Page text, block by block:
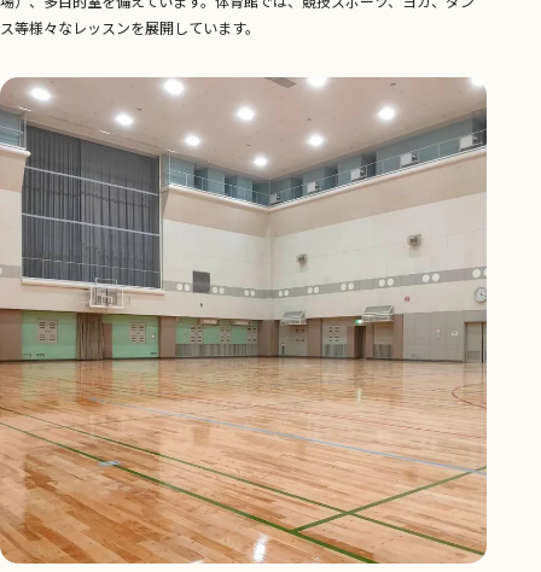
ス等様々なレッスンを展開しています。